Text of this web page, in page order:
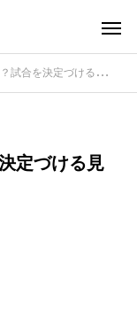
ける見極めと判断のコツ解説
定づける見